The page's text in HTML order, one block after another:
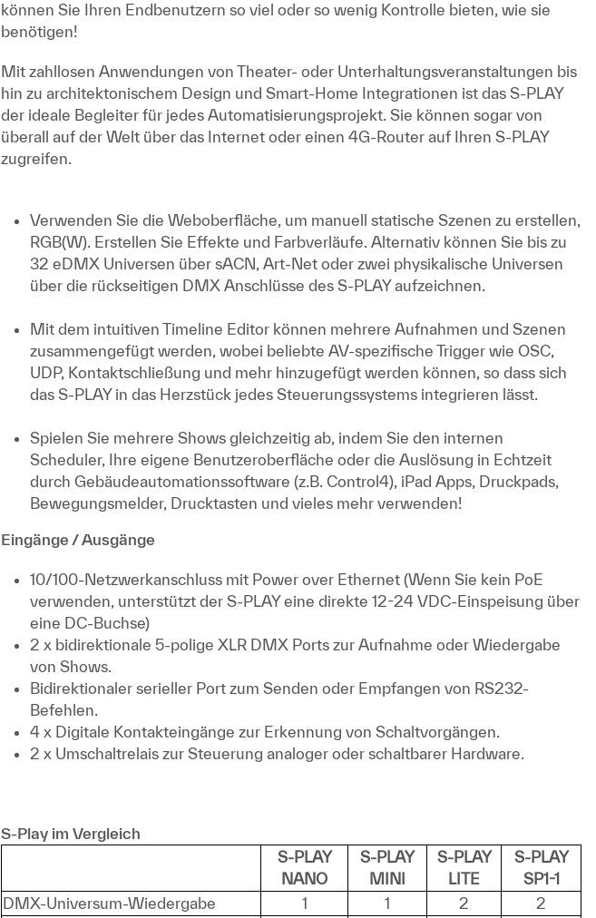
können Sie Ihren Endbenutzern so viel oder so wenig Kontrolle bieten, wie sie
benötigen!
Mit zahllosen Anwendungen von Theater- oder Unterhaltungsveranstaltungen bis
hin zu architektonischem Design und Smart-Home Integrationen ist das S-PLAY
der ideale Begleiter für jedes Automatisierungsprojekt. Sie können sogar von
überall auf der Welt über das Internet oder einen 4G-Router auf Ihren S-PLAY
zugreifen.
Verwenden Sie die Weboberfläche, um manuell statische Szenen zu erstellen,
RGB(W). Erstellen Sie Effekte und Farbverläufe. Alternativ können Sie bis zu
32 eDMX Universen über sACN, Art-Net oder zwei physikalische Universen
über die rückseitigen DMX Anschlüsse des S-PLAY aufzeichnen.
Mit dem intuitiven Timeline Editor können mehrere Aufnahmen und Szenen
zusammengefügt werden, wobei beliebte AV-spezifische Trigger wie OSC,
UDP, Kontaktschließung und mehr hinzugefügt werden können, so dass sich
das S-PLAY in das Herzstück jedes Steuerungssystems integrieren lässt.
Spielen Sie mehrere Shows gleichzeitig ab, indem Sie den internen
Scheduler, Ihre eigene Benutzeroberfläche oder die Auslösung in Echtzeit
durch Gebäudeautomationssoftware (z.B. Control4), iPad Apps, Druckpads,
Bewegungsmelder, Drucktasten und vieles mehr verwenden!
Eingänge / Ausgänge
10/100-Netzwerkanschluss mit Power over Ethernet (Wenn Sie kein PoE
verwenden, unterstützt der S-PLAY eine direkte 12-24 VDC-Einspeisung über
eine DC-Buchse)
2 x bidirektionale 5-polige XLR DMX Ports zur Aufnahme oder Wiedergabe
von Shows.
Bidirektionaler serieller Port zum Senden oder Empfangen von RS232-
Befehlen.
4 x Digitale Kontakteingänge zur Erkennung von Schaltvorgängen.
2 x Umschaltrelais zur Steuerung analoger oder schaltbarer Hardware.
S-Play im Vergleich
S-PLAY
NANO
S-PLAY
MINI
S-PLAY
LITE
S-PLAY
SP1-1
DMX-Universum-Wiedergabe
1 1 2
2